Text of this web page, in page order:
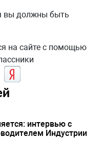
вы должны быть
на сайте с помощью
интервью с
Индустрии